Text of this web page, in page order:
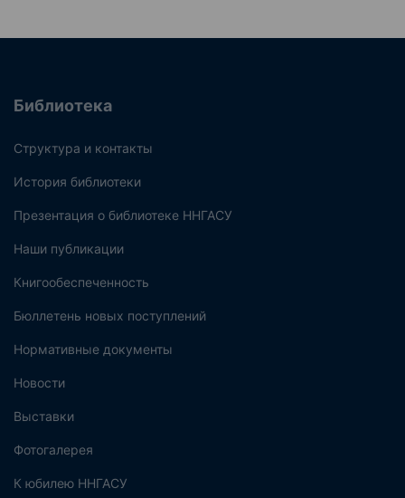
Библиотека
Структура и контакты
История библиотеки
Презентация о библиотеке ННГАСУ
Наши публикации
Книгообеспеченность
Бюллетень новых поступлений
Нормативные документы
Новости
Выставки
Фотогалерея
К юбилею ННГАСУ